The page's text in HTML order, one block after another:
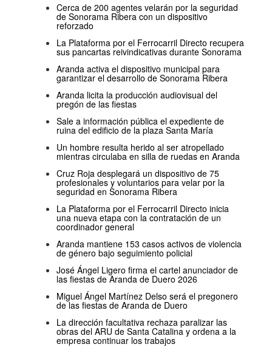
Cerca de 200 agentes velarán por la seguridad
de Sonorama Ribera con un dispositivo
reforzado
La Plataforma por el Ferrocarril Directo recupera
sus pancartas reivindicativas durante Sonorama
Aranda activa el dispositivo municipal para
garantizar el desarrollo de Sonorama Ribera
Aranda licita la producción audiovisual del
pregón de las fiestas
Sale a información pública el expediente de
ruina del edificio de la plaza Santa María
Un hombre resulta herido al ser atropellado
mientras circulaba en silla de ruedas en Aranda
Cruz Roja desplegará un dispositivo de 75
profesionales y voluntarios para velar por la
seguridad en Sonorama Ribera
La Plataforma por el Ferrocarril Directo inicia
una nueva etapa con la contratación de un
coordinador general
Aranda mantiene 153 casos activos de violencia
de género bajo seguimiento policial
José Ángel Ligero firma el cartel anunciador de
las fiestas de Aranda de Duero 2026
Miguel Ángel Martínez Delso será el pregonero
de las fiestas de Aranda de Duero
La dirección facultativa rechaza paralizar las
obras del ARU de Santa Catalina y ordena a la
empresa continuar los trabajos